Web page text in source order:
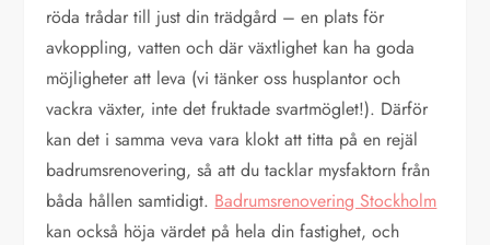
röda trådar till just din trädgård – en plats för
avkoppling, vatten och där växtlighet kan ha goda
möjligheter att leva (vi tänker oss husplantor och
vackra växter, inte det fruktade svartmöglet!). Därför
kan det i samma veva vara klokt att titta på en rejäl
badrumsrenovering, så att du tacklar mysfaktorn från
båda hållen samtidigt. Badrumsrenovering Stockholm
kan också höja värdet på hela din fastighet, och